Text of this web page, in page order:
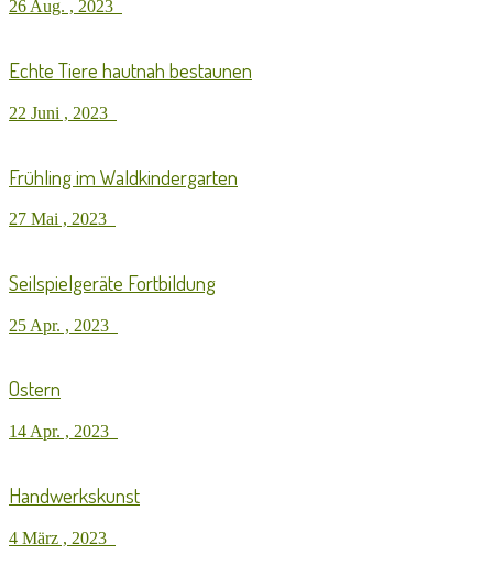
26 Aug. , 2023
Echte Tiere hautnah bestaunen
22 Juni , 2023
Frühling im Waldkindergarten
27 Mai , 2023
Seilspielgeräte Fortbildung
25 Apr. , 2023
Ostern
14 Apr. , 2023
Handwerkskunst
4 März , 2023